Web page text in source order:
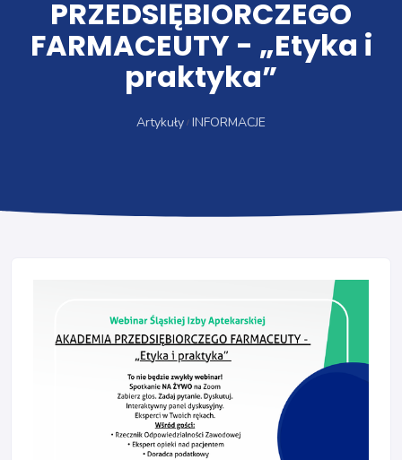
PRZEDSIĘBIORCZEGO
FARMACEUTY - „Etyka i
praktyka”
Artykuły INFORMACJE